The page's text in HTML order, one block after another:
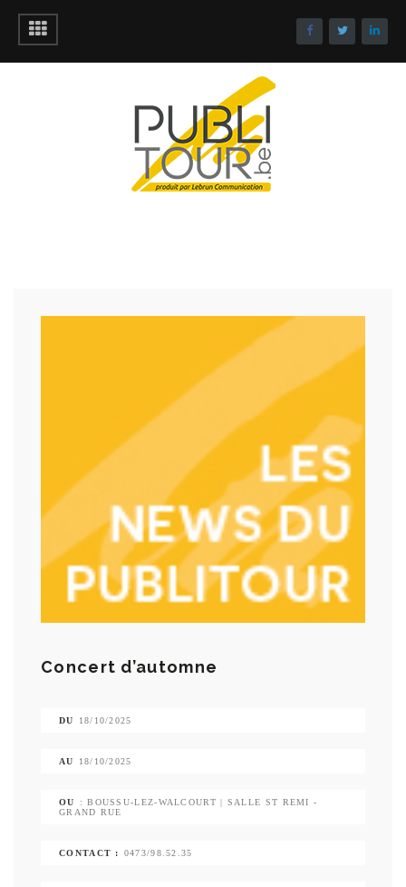
Concert d’automne
DU 18/10/2025
AU 18/10/2025
OU
: BOUSSU-LEZ-WALCOURT | SALLE ST REMI -
GRAND RUE
CONTACT : 0473/98.52.35